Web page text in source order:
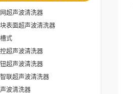
超声波清洗器
表面超声波清洗器
式
超声波清洗器
超声波清洗器
联超声波清洗器
波清洗器